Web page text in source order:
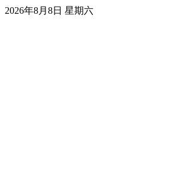
2026年8月8日 星期六